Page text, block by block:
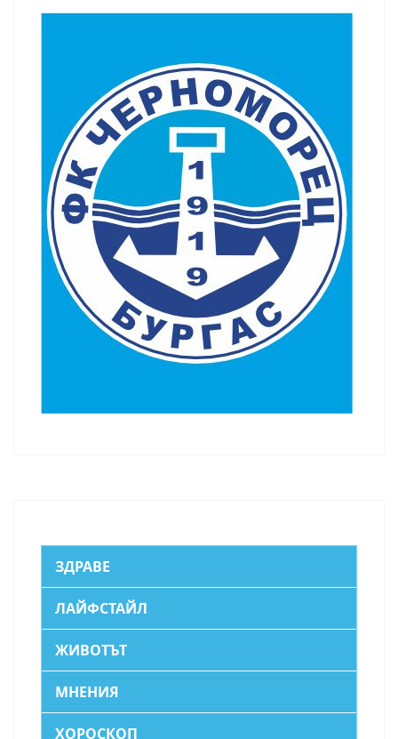
ЗДРАВЕ
ЛАЙФСТАЙЛ
ЖИВОТЪТ
МНЕНИЯ
ХОРОСКОП